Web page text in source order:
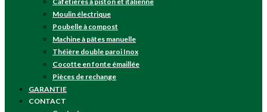
Moulin électrique
Poubelle à compost
Machine à pâtes manuelle
Théière double paroi Inox
Cocotte en fonte émaillée
Pièces de rechange
GARANTIE
CONTACT